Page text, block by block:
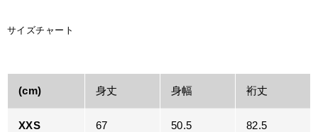
サイズチャート
(cm) 身丈 身幅 裄丈
XXS 67 50.5 82.5